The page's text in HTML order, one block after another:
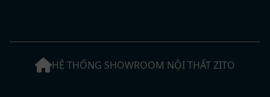
HỆ THỐNG SHOWROOM NỘI THẤT ZITO